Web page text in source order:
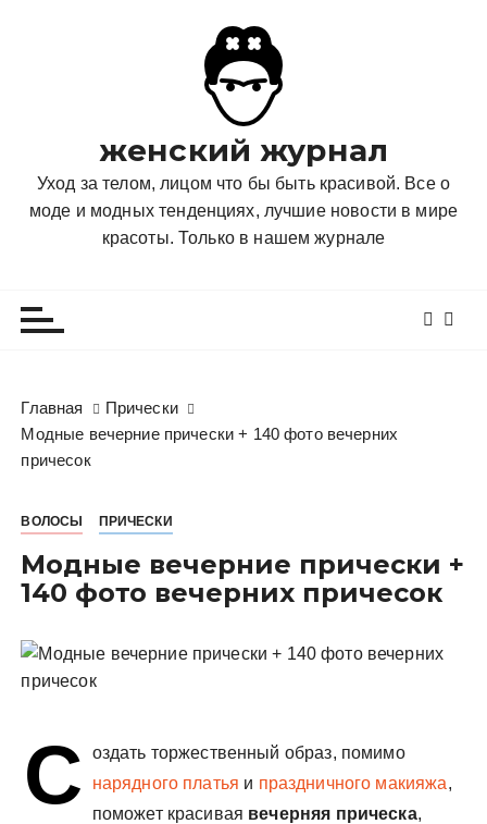
женский журнал
Уход за телом, лицом что бы быть красивой. Все о
моде и модных тенденциях, лучшие новости в мире
красоты. Только в нашем журнале
Главная
Прически
Модные вечерние прически + 140 фото вечерних
причесок
ВОЛОСЫ ПРИЧЕСКИ
Модные вечерние прически +
140 фото вечерних причесок
С
оздать торжественный образ, помимо
нарядного платья и праздничного макияжа,
поможет красивая вечерняя прическа,